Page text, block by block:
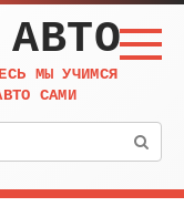
МЫ УЧИМСЯ
САМИ